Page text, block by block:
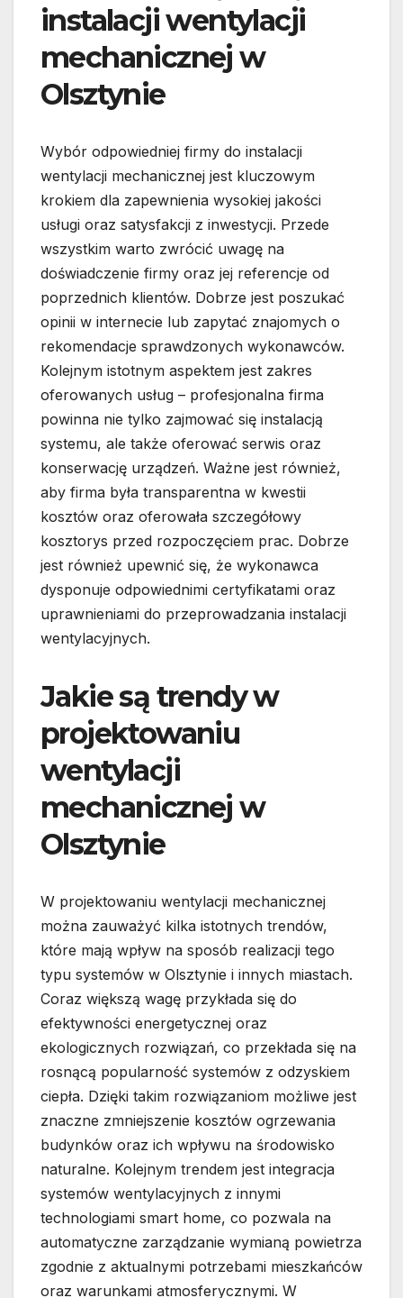
instalacji wentylacji
mechanicznej w
Olsztynie
Wybór odpowiedniej firmy do instalacji
wentylacji mechanicznej jest kluczowym
krokiem dla zapewnienia wysokiej jakości
usługi oraz satysfakcji z inwestycji. Przede
wszystkim warto zwrócić uwagę na
doświadczenie firmy oraz jej referencje od
poprzednich klientów. Dobrze jest poszukać
opinii w internecie lub zapytać znajomych o
rekomendacje sprawdzonych wykonawców.
Kolejnym istotnym aspektem jest zakres
oferowanych usług – profesjonalna firma
powinna nie tylko zajmować się instalacją
systemu, ale także oferować serwis oraz
konserwację urządzeń. Ważne jest również,
aby firma była transparentna w kwestii
kosztów oraz oferowała szczegółowy
kosztorys przed rozpoczęciem prac. Dobrze
jest również upewnić się, że wykonawca
dysponuje odpowiednimi certyfikatami oraz
uprawnieniami do przeprowadzania instalacji
wentylacyjnych.
Jakie są trendy w
projektowaniu
wentylacji
mechanicznej w
Olsztynie
W projektowaniu wentylacji mechanicznej
można zauważyć kilka istotnych trendów,
które mają wpływ na sposób realizacji tego
typu systemów w Olsztynie i innych miastach.
Coraz większą wagę przykłada się do
efektywności energetycznej oraz
ekologicznych rozwiązań, co przekłada się na
rosnącą popularność systemów z odzyskiem
ciepła. Dzięki takim rozwiązaniom możliwe jest
znaczne zmniejszenie kosztów ogrzewania
budynków oraz ich wpływu na środowisko
naturalne. Kolejnym trendem jest integracja
systemów wentylacyjnych z innymi
technologiami smart home, co pozwala na
automatyczne zarządzanie wymianą powietrza
zgodnie z aktualnymi potrzebami mieszkańców
oraz warunkami atmosferycznymi. W